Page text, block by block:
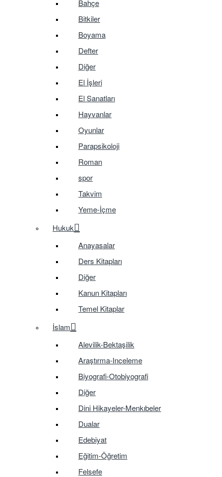
Bahçe
Bitkiler
Boyama
Defter
Diğer
El İşleri
El Sanatları
Hayvanlar
Oyunlar
Parapsikoloji
Roman
spor
Takvim
Yeme-İçme
Hukuk
Anayasalar
Ders Kitapları
Diğer
Kanun Kitapları
Temel Kitaplar
İslam
Alevilik-Bektaşilik
Araştırma-Inceleme
Biyografi-Otobiyografi
Diğer
Dini Hikayeler-Menkıbeler
Dualar
Edebiyat
Eğitim-Öğretim
Felsefe